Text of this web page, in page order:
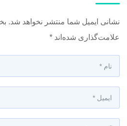
نشانی ایمیل شما منتشر نخواهد شد.
علامت‌گذاری شده‌اند *